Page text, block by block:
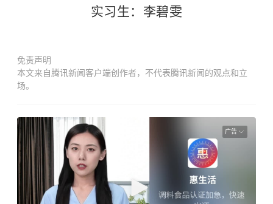
实习生：李碧雯
免责声明
本文来自腾讯新闻客户端创作者，不代表腾讯新闻的观点和立
场。
广告